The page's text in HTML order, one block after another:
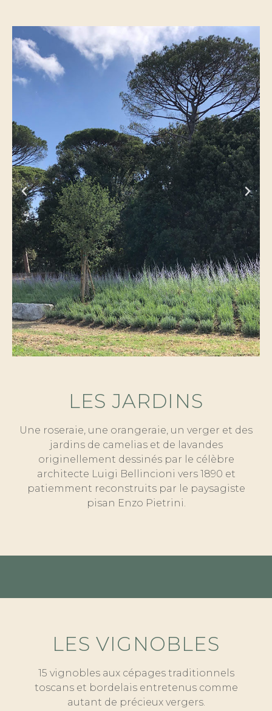
LES JARDINS
Une roseraie, une orangeraie, un verger et des
jardins de camelias et de lavandes
originellement dessinés par le célèbre
architecte Luigi Bellincioni vers 1890 et
patiemment reconstruits par le paysagiste
pisan Enzo Pietrini.
LES VIGNOBLES
15 vignobles aux cépages traditionnels
toscans et bordelais entretenus comme
autant de précieux vergers.